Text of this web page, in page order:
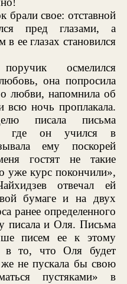
брали свое: отставной
пред глазами, а
ее глазах становился
осмелился
она попросила
любви, напомнила об
всю ночь проплакала.
писала письма
где он учился в
ему поскорей
гостят не такие
уже курс покончили»,
отвечал ей
бумаге и на двух
ранее определенного
писала и Оля. Письма
писем ее к этому
в то, что Оля будет
не пускала бы свою
пустяками» в